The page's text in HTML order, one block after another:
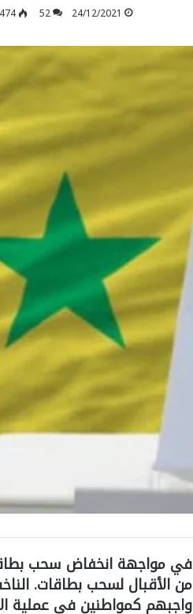
24/12/2021
52
474
في مواجهة انخفاض سحب بطاقات
من الأقبال لسحب بطاقات.
واجبهم كمواطنين في عملية الانتخابات